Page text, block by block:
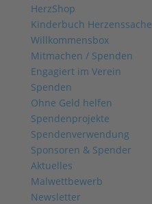
HerzShop
Kinderbuch Herzenssache
Willkommensbox
Mitmachen / Spenden
Engagiert im Verein
Spenden
Ohne Geld helfen
Spendenprojekte
Spendenverwendung
Sponsoren & Spender
Aktuelles
Malwettbewerb
Newsletter